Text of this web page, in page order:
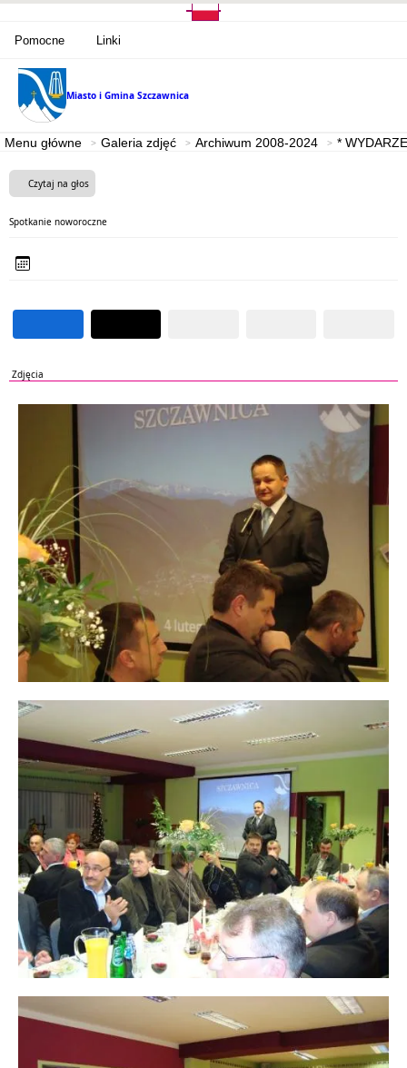
Pomocne Linki
Miasto i Gmina Szczawnica
Menu główne Galeria zdjęć Archiwum 2008-2024 *
Czytaj na głos
Spotkanie noworoczne
Zdjęcia